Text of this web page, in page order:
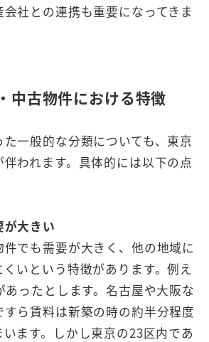
社との連携も重要になってきま
中古物件における特徴
一般的な分類についても、東京
われます。具体的には以下の点
が大きい
でも需要が大きく、他の地域に
いという特徴があります。例え
あったとします。名古屋や大阪な
すら賃料は新築の時の約半分程度
ます。しかし東京の23区内であ